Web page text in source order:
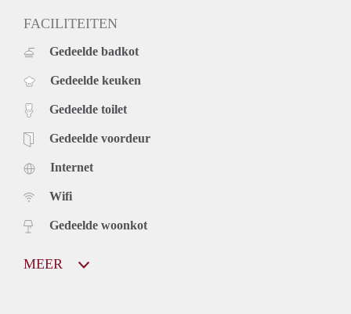
FACILITEITEN
Gedeelde badkot
Gedeelde keuken
Gedeelde toilet
Gedeelde voordeur
Internet
Wifi
Gedeelde woonkot
MEER